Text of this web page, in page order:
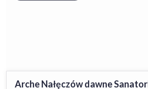
Arche Nałęczów dawne